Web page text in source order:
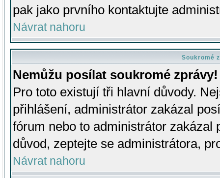
pak jako prvního kontaktujte
Návrat nahoru
Soukromé
Nemůžu posílat soukromé zprávy!
Pro toto existují tři hlavní důvody.
přihlášení, administrátor zakázal
fórum nebo to administrátor zakázal
důvod, zeptejte se administrátora,
Návrat nahoru